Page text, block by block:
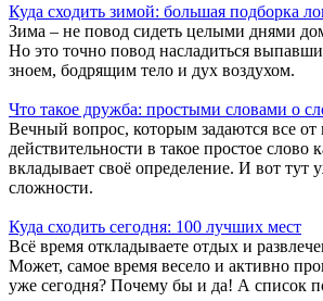
Куда сходить зимой: большая подборка
Зима – не повод сидеть целыми днями
Но это точно повод насладиться
зноем, бодрящим тело и дух воздухом.
Что такое дружба: простыми словами о
Вечный вопрос, которым задаются все от
действительности в такое простое
вкладывает своё определение. И вот тут
сложности.
Куда сходить сегодня: 100 лучших мест
Всё время откладываете отдых и
Может, самое время весело и активно
уже сегодня? Почему бы и да! А список